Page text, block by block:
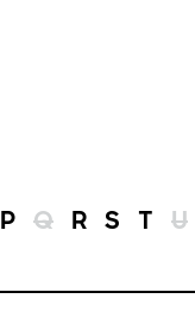
P Q R S T U